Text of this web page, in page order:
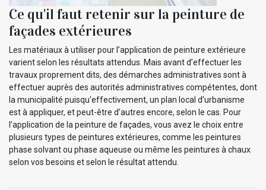
Ce qu'il faut retenir sur la peinture de
façades extérieures
Les matériaux à utiliser pour l’application de peinture extérieure
varient selon les résultats attendus. Mais avant d’effectuer les
travaux proprement dits, des démarches administratives sont à
effectuer auprès des autorités administratives compétentes, dont
la municipalité puisqu'effectivement, un plan local d’urbanisme
est à appliquer, et peut-être d’autres encore, selon le cas. Pour
l’application de la peinture de façades, vous avez le choix entre
plusieurs types de peintures extérieures, comme les peintures
phase solvant ou phase aqueuse ou même les peintures à chaux
selon vos besoins et selon le résultat attendu.